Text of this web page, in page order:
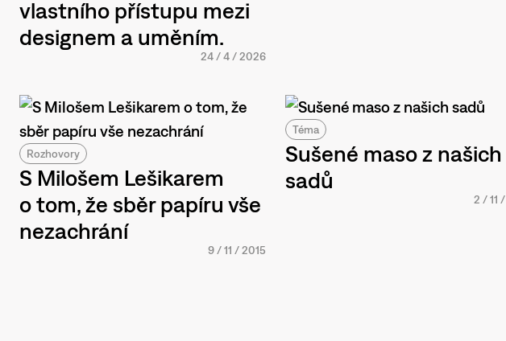
vlastního přístupu mezi
designem a uměním.
24 /4 /2026
Rozhovory
S Milošem Lešikarem
o tom, že sběr papíru vše
nezachrání
9 /11 /2015
Téma
Sušené maso z našich
sadů
2 /11 /